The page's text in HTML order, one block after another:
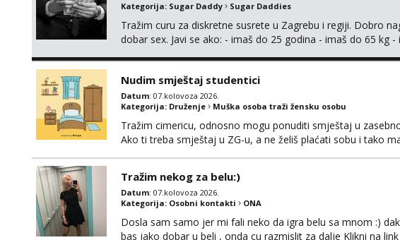
Kategorija: Sugar Daddy Sugar Daddies
Tražim curu za diskretne susrete u Zagrebu i regiji. Dobro
dobar sex. Javi se ako: - imaš do 25 godina - imaš do 65 kg
Nudim smještaj studentici
Datum: 07.kolovoza 2026.
Kategorija: Druženje Muška osoba traži žensku osobu
Tražim cimericu, odnosno mogu ponuditi smještaj u
Ako ti treba smještaj u ZG-u, a ne želiš plaćati sobu i tako
Tražim nekog za belu:)
Datum: 07.kolovoza 2026.
Kategorija: Osobni kontakti ONA
Dosla sam samo jer mi fali neko da igra belu sa mnom :)
bas jako dobar u beli , onda cu razmislit za dalje Klikni na